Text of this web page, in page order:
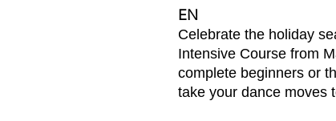
EN
Celebrate the holiday
Intensive Course from
complete beginners or
take your dance moves